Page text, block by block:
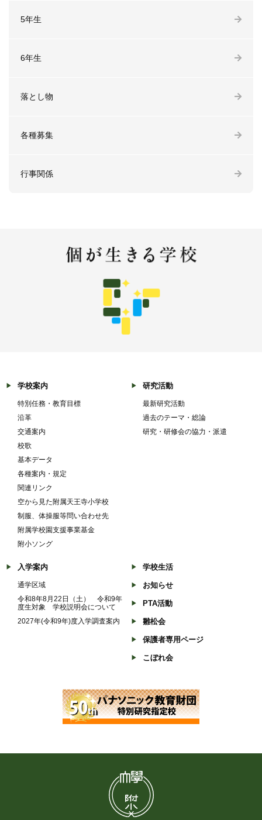
5年生
6年生
落とし物
各種募集
行事関係
学校案内
特別任務・教育目標
沿革
交通案内
校歌
基本データ
各種案内・規定
関連リンク
空から見た附属天王寺小学校
制服、体操服等問い合わせ先
附属学校園支援事業基金
附小ソング
研究活動
最新研究活動
過去のテーマ・総論
研究・研修会の協力・派遣
入学案内
通学区域
令和8年8月22日（土） 令和9年
度生対象 学校説明会について
2027年(令和9年)度入学調査案内
学校生活
お知らせ
PTA活動
雛松会
保護者専用ページ
こぼれ会